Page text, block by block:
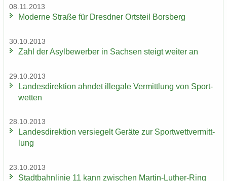
08.11.2013
Mo­der­ne Stra­ße für Dresd­ner Orts­teil Borsberg
30.10.2013
Zahl der Asyl­be­wer­ber in Sach­sen steigt wei­ter an
29.10.2013
Lan­des­di­rek­ti­on ahn­det il­le­ga­le Ver­mitt­lung von Sport­
wet­ten
28.10.2013
Lan­des­di­rek­ti­on ver­sie­gelt Ge­rä­te zur Sport­wett­ver­mitt­
lung
23.10.2013
Stadt­bahn­li­nie 11 kann zwi­schen Martin-​Luther-Ring